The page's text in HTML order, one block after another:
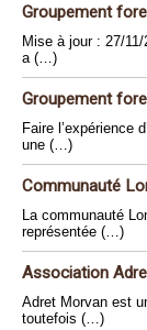
Groupement
Mise à jour : 27/
a (…)
Groupement
Faire l’expérience
une (…)
Communauté
La communauté
représentée (…)
Association
Adret Morvan est
toutefois (…)